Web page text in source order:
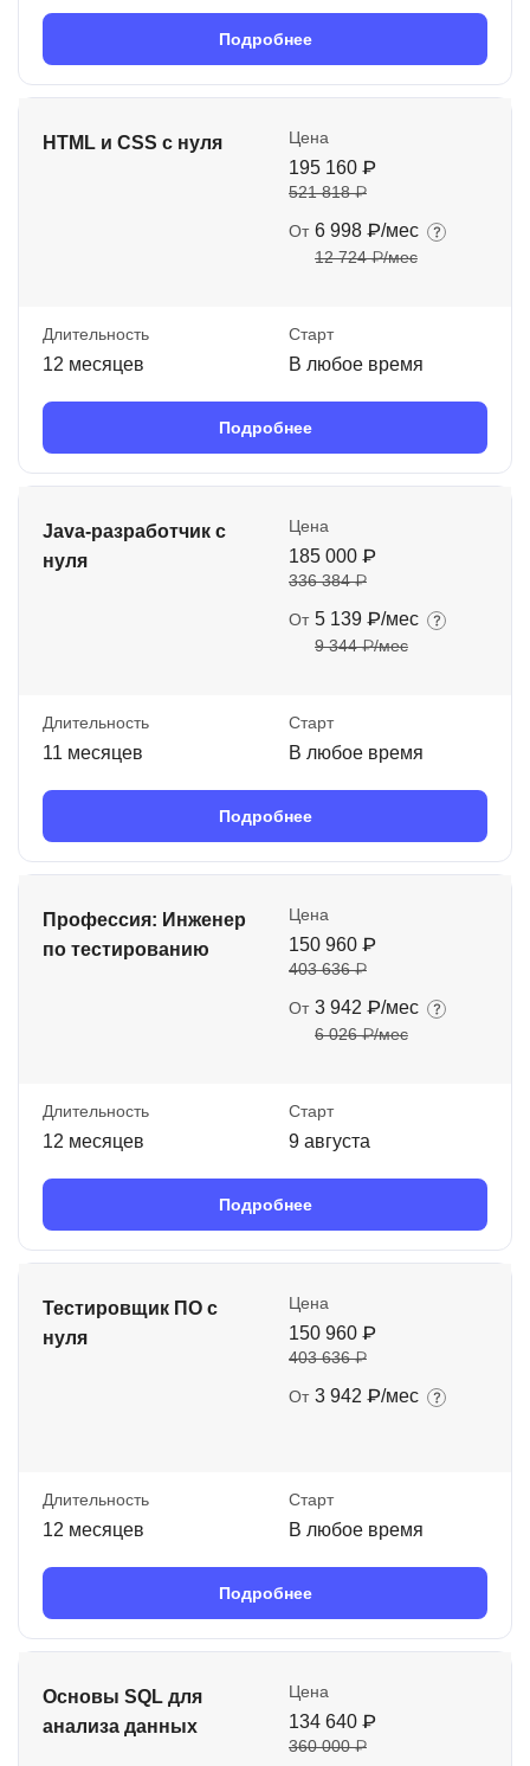
Подробнее
HTML и CSS с нуля Цена
195 160 ₽
521 818 ₽
От 6 998 ₽/мес
12 724 ₽/мес
Длительность
12 месяцев
Старт
В любое время
Подробнее
Java-разработчик с
нуля
Цена
185 000 ₽
336 384 ₽
От 5 139 ₽/мес
9 344 ₽/мес
Длительность
11 месяцев
Старт
В любое время
Подробнее
Профессия: Инженер
по тестированию
Цена
150 960 ₽
403 636 ₽
От 3 942 ₽/мес
6 026 ₽/мес
Длительность
12 месяцев
Старт
9 августа
Подробнее
Тестировщик ПО с
нуля
Цена
150 960 ₽
403 636 ₽
От 3 942 ₽/мес
Длительность
12 месяцев
Старт
В любое время
Подробнее
Основы SQL для
анализа данных
Цена
134 640 ₽
360 000 ₽